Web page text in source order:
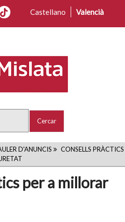
Castellano Valencià
FIL
D'ARIADNA
D'ANUNCIS
CONSELLS PRÀCTICS
per a millorar